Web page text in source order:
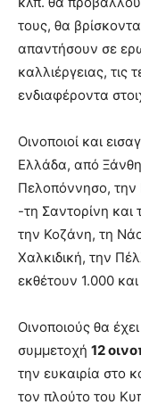
τους, θα
απαντήσουν σε
καλλιέργειας, τις
ενδιαφέροντα
Οινοποιοί και
Ελλάδα, από
Πελοπόννησο, την
-τη Σαντορίνη
την Κοζάνη, τη
Χαλκιδική, την
εκθέτουν 1.000
Οινοποιούς θα
συμμετοχή 12
την ευκαιρία στο
τον πλούτο του